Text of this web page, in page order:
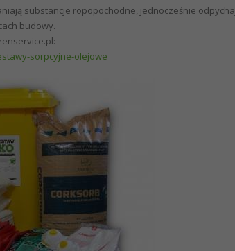
substancje ropopochodne, jednocześnie
budowy.
sorpcyjne-olejowe